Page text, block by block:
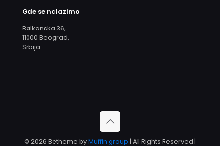
Gde se nalazimo
Balkanska 36,
11000 Beograd,
Srbija
© 2026 Betheme byMuffin group | All Rights Reserved |